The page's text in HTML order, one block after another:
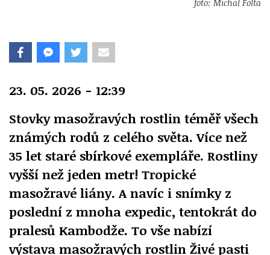
foto: Michal Folta
23. 05. 2026 - 12:39
Stovky masožravých rostlin téměř všech
známých rodů z celého světa. Více než
35 let staré sbírkové exempláře. Rostliny
vyšší než jeden metr! Tropické
masožravé liány. A navíc i snímky z
poslední z mnoha expedic, tentokrát do
pralesů Kambodže. To vše nabízí
výstava masožravých rostlin Živé pasti